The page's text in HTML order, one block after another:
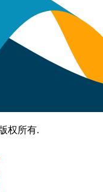
权所有.